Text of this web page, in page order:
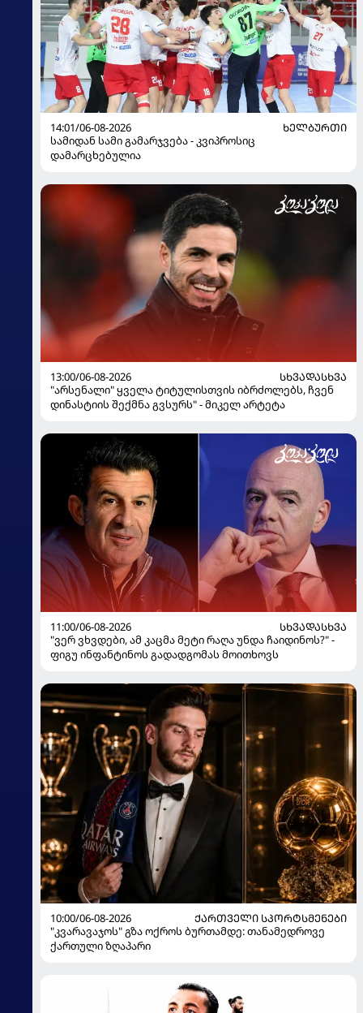
14:01/06-08-2026
ᲮᲔᲚᲑᲣᲠᲗᲘ
სამიდან სამი გამარჯვება - კვიპროსიც
დამარცხებულია
13:00/06-08-2026
ᲡᲮᲕᲐᲓᲐᲡᲮᲕᲐ
"არსენალი" ყველა ტიტულისთვის იბრძოლებს, ჩვენ
დინასტიის შექმნა გვსურს" - მიკელ არტეტა
11:00/06-08-2026
ᲡᲮᲕᲐᲓᲐᲡᲮᲕᲐ
"ვერ ვხვდები, ამ კაცმა მეტი რაღა უნდა ჩაიდინოს?" -
ფიგუ ინფანტინოს გადადგომას მოითხოვს
10:00/06-08-2026
ᲥᲐᲠᲗᲕᲔᲚᲘ ᲡᲞᲝᲠᲢᲡᲛᲔᲜᲔᲑᲘ
"კვარავაჯოს" გზა ოქროს ბურთამდე: თანამედროვე
ქართული ზღაპარი